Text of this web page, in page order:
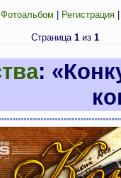
Фотоальбом Регистрация
Страница 1из 1
: